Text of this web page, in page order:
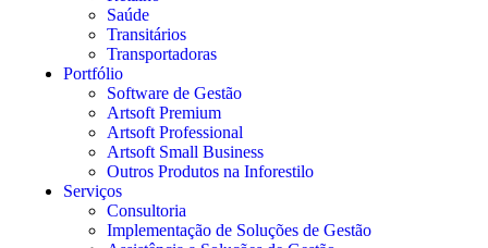
Saúde
Transitários
Transportadoras
Portfólio
Software de Gestão
Artsoft Premium
Artsoft Professional
Artsoft Small Business
Outros Produtos na Inforestilo
Serviços
Consultoria
Implementação de Soluções de Gestão